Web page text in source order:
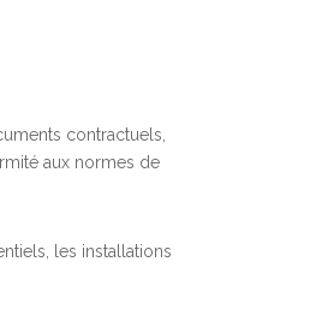
contractuels,
aux normes de
les installations